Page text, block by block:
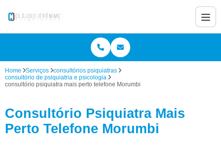
Home Serviços
consultórios psiquiatras
consultório de psiquiatria e psicologia
consultório psiquiatra mais perto telefone Morumbi
Consultório Psiquiatra Mais
Perto Telefone Morumbi